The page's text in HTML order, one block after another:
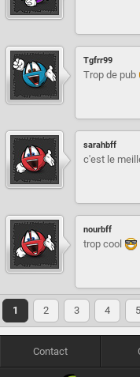
Tgfrr99
Trop de pub
sarahbff
c'est le
nourbff
trop cool
1 2 3 4 5
Contact